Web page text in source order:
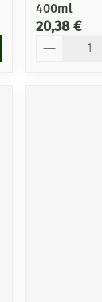
400ml
20,38 €